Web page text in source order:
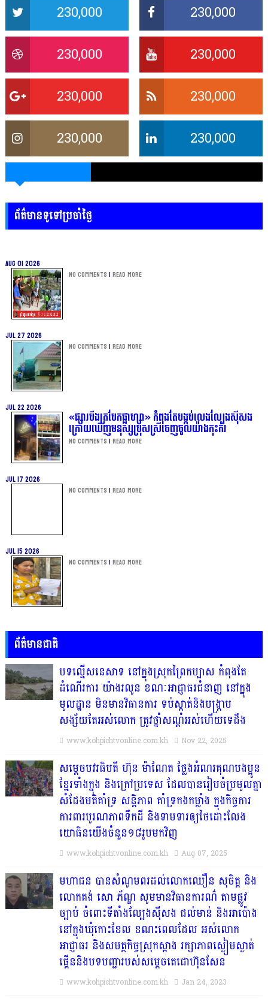
230,000
230,000
230,000
230,000
230,000
230,000
230,000
230,000
ព័ត៌មានទូទៅប្រចាំថ្ងៃ
Aug 01 2026
No Comments | Read more
Jul 27 2026
No Comments | Read more
Jul 22 2026
«ផ្សារបឹងត្របែកផ្លាហ្សា» កំពុងតែបង្កប់លេងល្បែងស៊ីសង
ក្រោយឃើញមនុស្សប្រុសស្រីចេញចូលយ៉ាងកុះករ
No Comments | Read more
Jul 17 2026
No Comments | Read more
Jul 15 2026
No Comments | Read more
ព័ត៌មានជាតិ
បទល្មើសនេសាទ នៅក្នុងស្រុកព្រៃកប្បាស កំពុងតែ
ដំណើរការ យ៉ាងរលូន ខណៈអាជ្ញាធរជំនាញ នៅក្នុង
មូលដ្ឋាន មិនមានវិធានការ ទប់ស្កាត់និងបង្ក្រាប
សង្ស័យតែអស់លោក ត្រូវថ្នាំសណ្ដំអស់ហើយទេដឹង
www.kohpichtvonline.com.kh Nov 22, 2025
សម្តេចបវរធិបតី ហ៊ុន ម៉ាណែត ថ្លែងអំណរគុណបងប្អូន
ខ្មែរទាំងក្នុង និងក្រៅប្រទេស ដែលបានរៀបចំប្រមូលគ្នា
សំដែងមតិគាំទ្រ សន្តិភាព គាំទ្រកងកម្លាំង ក្នុងកិច្ចការ
ការពារបូរណភាពទឹកដី និងទាមទារឲ្យថៃដោះលែង
យោធិនយើងចំនួន១៨រូបមកវិញ
www.kohpichtvonline.com.kh Aug 07, 2025
មហាជន បានសំណូមពរដល់លោកឈឿន សុចិត្ត និង
លោកគង់ សោ ភ័ណ្ឌ សូមមានវិធានការណ៌ តាមផ្លូវ
ច្បាប់ ចំពោះទីតាំងល្បែងស៊ីសង ជល់មាន់ និងអាប៉ោង
នៅក្នុងឃុំកោះខែល ខណះពេលដែល អស់លោក
អាជ្ញាធរ និងសមត្ថកិច្ចស្រុកស្អាង រក្សាភាពស្ងៀមស្ងាត់
ផ្គើននិងបទបញ្ជារបស់សម្តេចតេជោហ៊ុនសែន
www.kohpichtvonline.com.kh Jan 24, 2023